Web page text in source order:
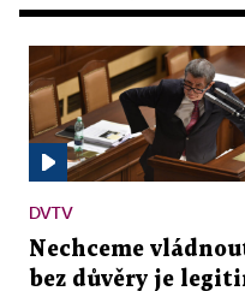
DVTV
Nechceme
bez důvěry je